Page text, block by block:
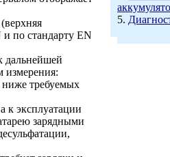
по стандарту EN
дальнейшей
измерения:
ниже требуемых
к эксплуатации
зарядными
5.